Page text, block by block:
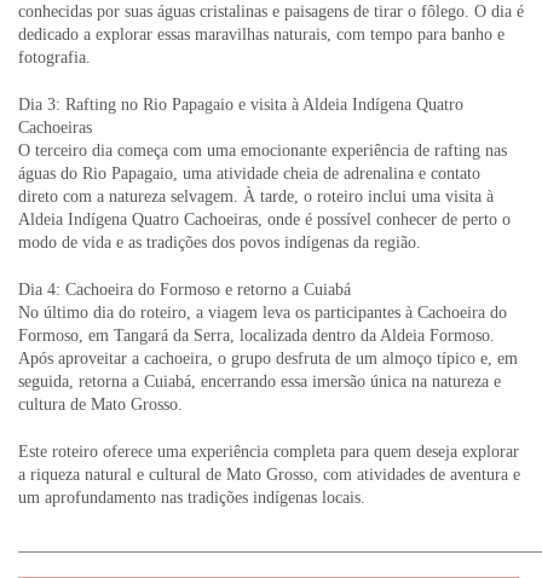
conhecidas por suas águas cristalinas e paisagens de tirar o fôlego. O dia é
dedicado a explorar essas maravilhas naturais, com tempo para banho e
fotografia.
Dia 3: Rafting no Rio Papagaio e visita à Aldeia Indígena Quatro
Cachoeiras
O terceiro dia começa com uma emocionante experiência de rafting nas
águas do Rio Papagaio, uma atividade cheia de adrenalina e contato
direto com a natureza selvagem. À tarde, o roteiro inclui uma visita à
Aldeia Indígena Quatro Cachoeiras, onde é possível conhecer de perto o
modo de vida e as tradições dos povos indígenas da região.
Dia 4: Cachoeira do Formoso e retorno a Cuiabá
No último dia do roteiro, a viagem leva os participantes à Cachoeira do
Formoso, em Tangará da Serra, localizada dentro da Aldeia Formoso.
Após aproveitar a cachoeira, o grupo desfruta de um almoço típico e, em
seguida, retorna a Cuiabá, encerrando essa imersão única na natureza e
cultura de Mato Grosso.
Este roteiro oferece uma experiência completa para quem deseja explorar
a riqueza natural e cultural de Mato Grosso, com atividades de aventura e
um aprofundamento nas tradições indígenas locais.